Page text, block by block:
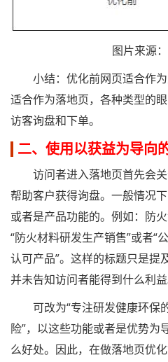
图片来源：
小结：优化前网页适合作为
适合作为落地页，各种类型的
访客询盘和下单。
二、使用以获益为导向
访问者进入落地页首先会关
帮助客户获得询盘。一般情况
或者是产品功能的。例如：防
“防火材料研发生产销售”或者“
认可产品”。这样的标题只是提
并未告知访问者能得到什么利益
可改为“专注研发健康环保
险”，以这些功能或者是优势为
么好处。因此，在做落地页优